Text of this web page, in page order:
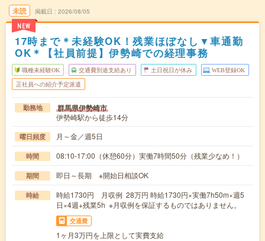
未読
NEW
掲載日 2026/08/05
17時まで＊未経験OK！残業ほぼなし▼車通勤
OK＊【社員前提】伊勢崎での経理事務
職種未経験OK 交通費別途支給あり 土日祝日が休み WEB登録OK
正社員への紹介予定派遣
勤務地 群馬県伊勢崎市
伊勢崎駅から徒歩14分
曜日頻度 月～金／週5日
時間 08:10-17:00（休憩60分）実働7時間50分（残業少なめ！）
期間 即日～長期 ※開始日相談OK
時給
時給1730円 月収例 28万円 時給1730円×実働7h50m×週5
日×4週+残業5h ※月収例を保証するものではありません。
交通費
1ヶ月3万円を上限として実費支給